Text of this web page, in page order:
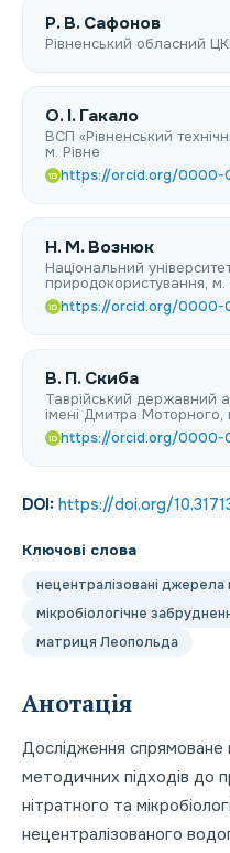
Р. В. Сафонов
Рівненський обласний
O. I. Гакало
ВСП «Рівненський
м. Рівне
iD https://orcid.org/0000-
Н. М. Вознюк
Національний
природокористування, м.
iD https://orcid.org/0000-
В. П. Скиба
Таврійський державний
імені Дмитра Моторного,
iD https://orcid.org/0000-
DOI: https://doi.org/
Ключові слова
нецентралізовані
мікробіологічне
матриця Леопольда
Анотація
Дослідження спрямоване
методичних підходів до
нітратного та
нецентралізованого